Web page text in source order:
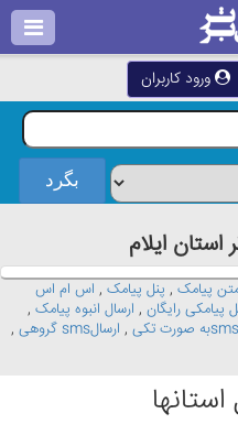
ورود کاربران
ايلام
پیامک , پنل پیامک , اس ام اس
پیامکی رایگان , ارسال انبوه پیامک ,
, ارسالsms گروهی
,